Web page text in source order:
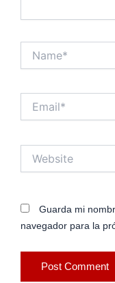
Guarda mi
navegador para la